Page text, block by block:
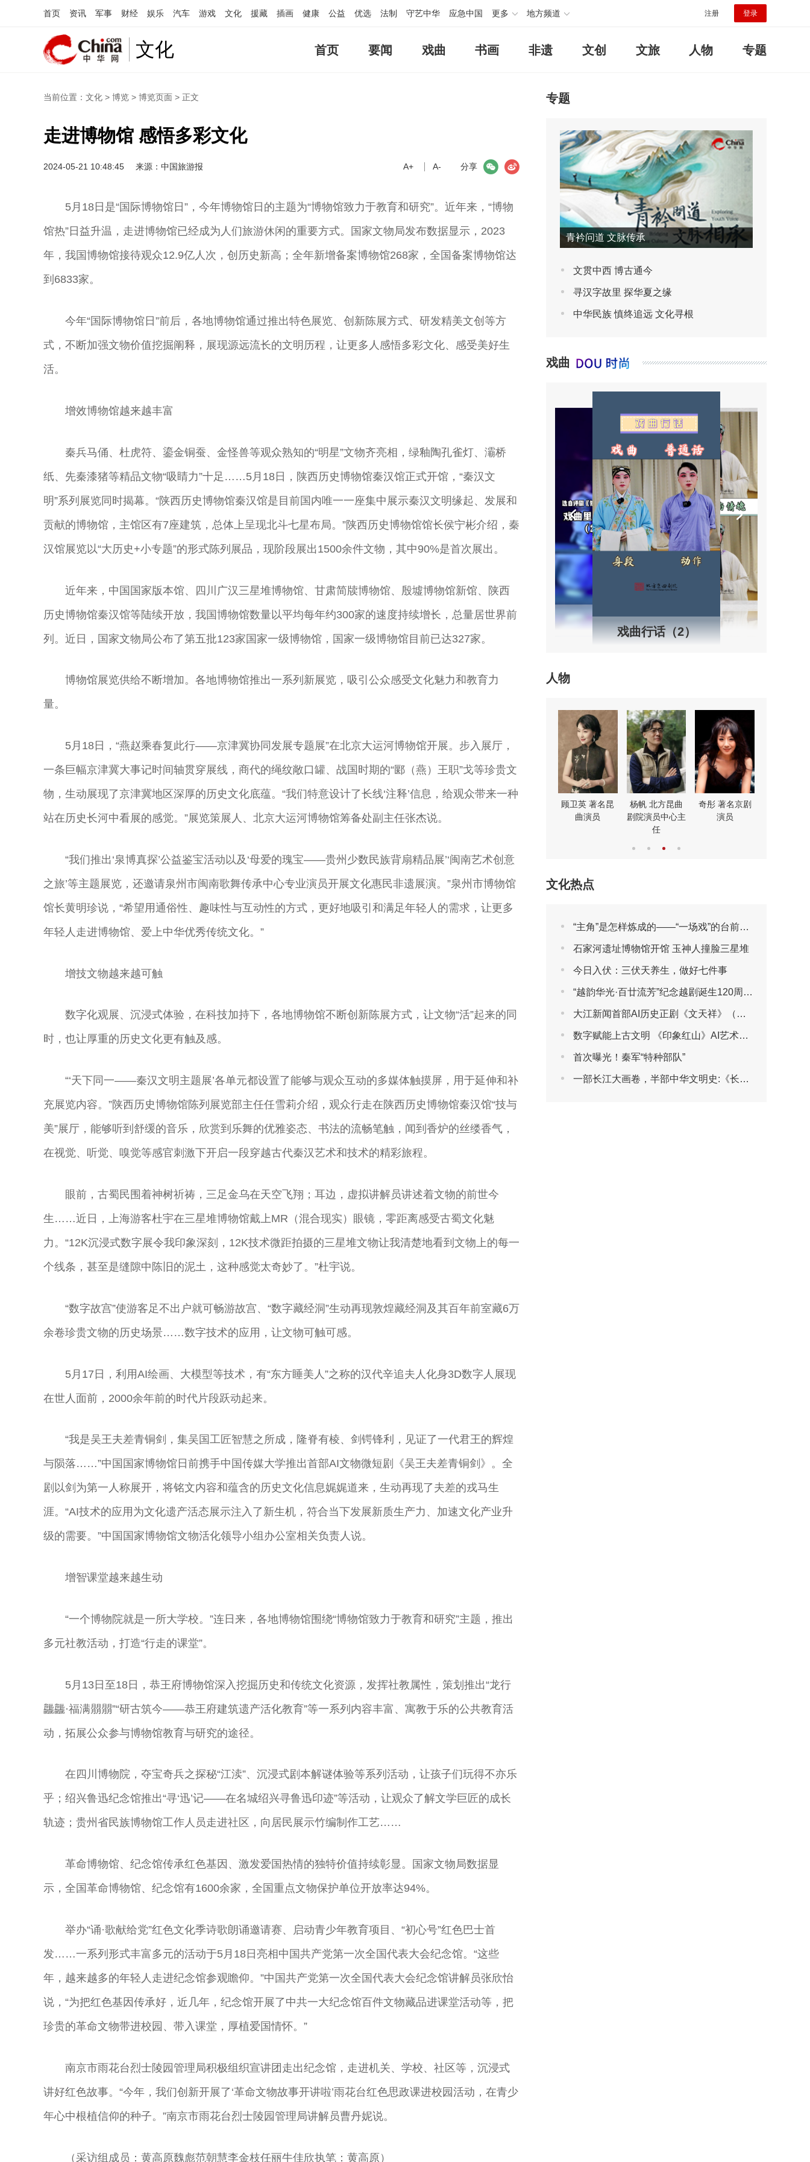
首页 资讯 军事 财经 娱乐 汽车 游戏 文化 援藏 插画 健康 公益 优选 法制 守艺中华 应急中国 更多 地方频道 注册 登录
文化 首页 要闻 戏曲 书画 非遗 文创 文旅 人物 专题
当前位置： 文化 > 博览 > 博览页面 > 正文
走进博物馆 感悟多彩文化
2024-05-21 10:48:45 来源：中国旅游报 分享
微信
A+ A-
5月18日是“国际博物馆日”，今年博物馆日的主题为“博物馆致力于教育和研究”。近年来，“博物
馆热”日益升温，走进博物馆已经成为人们旅游休闲的重要方式。国家文物局发布数据显示，2023
年，我国博物馆接待观众12.9亿人次，创历史新高；全年新增备案博物馆268家，全国备案博物馆达
到6833家。
今年“国际博物馆日”前后，各地博物馆通过推出特色展览、创新陈展方式、研发精美文创等方
式，不断加强文物价值挖掘阐释，展现源远流长的文明历程，让更多人感悟多彩文化、感受美好生
活。
增效博物馆越来越丰富
秦兵马俑、杜虎符、鎏金铜蚕、金怪兽等观众熟知的“明星”文物齐亮相，绿釉陶孔雀灯、灞桥
纸、先秦漆猪等精品文物“吸睛力”十足……5月18日，陕西历史博物馆秦汉馆正式开馆，“秦汉文
明”系列展览同时揭幕。“陕西历史博物馆秦汉馆是目前国内唯一一座集中展示秦汉文明缘起、发展和
贡献的博物馆，主馆区有7座建筑，总体上呈现北斗七星布局。”陕西历史博物馆馆长侯宁彬介绍，秦
汉馆展览以“大历史+小专题”的形式陈列展品，现阶段展出1500余件文物，其中90%是首次展出。
近年来，中国国家版本馆、四川广汉三星堆博物馆、甘肃简牍博物馆、殷墟博物馆新馆、陕西
历史博物馆秦汉馆等陆续开放，我国博物馆数量以平均每年约300家的速度持续增长，总量居世界前
列。近日，国家文物局公布了第五批123家国家一级博物馆，国家一级博物馆目前已达327家。
博物馆展览供给不断增加。各地博物馆推出一系列新展览，吸引公众感受文化魅力和教育力
量。
5月18日，“燕赵乘春复此行——京津冀协同发展专题展”在北京大运河博物馆开展。步入展厅，
一条巨幅京津冀大事记时间轴贯穿展线，商代的绳纹敞口罐、战国时期的“郾（燕）王职”戈等珍贵文
物，生动展现了京津冀地区深厚的历史文化底蕴。“我们特意设计了长线‘注释’信息，给观众带来一种
站在历史长河中看展的感觉。”展览策展人、北京大运河博物馆筹备处副主任张杰说。
“我们推出‘泉博真探’公益鉴宝活动以及‘母爱的瑰宝——贵州少数民族背扇精品展’‘闽南艺术创意
之旅’等主题展览，还邀请泉州市闽南歌舞传承中心专业演员开展文化惠民非遗展演。”泉州市博物馆
馆长黄明珍说，“希望用通俗性、趣味性与互动性的方式，更好地吸引和满足年轻人的需求，让更多
年轻人走进博物馆、爱上中华优秀传统文化。”
增技文物越来越可触
数字化观展、沉浸式体验，在科技加持下，各地博物馆不断创新陈展方式，让文物“活”起来的同
时，也让厚重的历史文化更有触及感。
“‘天下同一——秦汉文明主题展’各单元都设置了能够与观众互动的多媒体触摸屏，用于延伸和补
充展览内容。”陕西历史博物馆陈列展览部主任任雪莉介绍，观众行走在陕西历史博物馆秦汉馆“技与
美”展厅，能够听到舒缓的音乐，欣赏到乐舞的优雅姿态、书法的流畅笔触，闻到香炉的丝缕香气，
在视觉、听觉、嗅觉等感官刺激下开启一段穿越古代秦汉艺术和技术的精彩旅程。
眼前，古蜀民围着神树祈祷，三足金乌在天空飞翔；耳边，虚拟讲解员讲述着文物的前世今
生……近日，上海游客杜宇在三星堆博物馆戴上MR（混合现实）眼镜，零距离感受古蜀文化魅
力。“12K沉浸式数字展令我印象深刻，12K技术微距拍摄的三星堆文物让我清楚地看到文物上的每一
个线条，甚至是缝隙中陈旧的泥土，这种感觉太奇妙了。”杜宇说。
“数字故宫”使游客足不出户就可畅游故宫、“数字藏经洞”生动再现敦煌藏经洞及其百年前室藏6万
余卷珍贵文物的历史场景……数字技术的应用，让文物可触可感。
5月17日，利用AI绘画、大模型等技术，有“东方睡美人”之称的汉代辛追夫人化身3D数字人展现
在世人面前，2000余年前的时代片段跃动起来。
“我是吴王夫差青铜剑，集吴国工匠智慧之所成，隆脊有棱、剑锷锋利，见证了一代君王的辉煌
与陨落……”中国国家博物馆日前携手中国传媒大学推出首部AI文物微短剧《吴王夫差青铜剑》。全
剧以剑为第一人称展开，将铭文内容和蕴含的历史文化信息娓娓道来，生动再现了夫差的戎马生
涯。“AI技术的应用为文化遗产活态展示注入了新生机，符合当下发展新质生产力、加速文化产业升
级的需要。”中国国家博物馆文物活化领导小组办公室相关负责人说。
增智课堂越来越生动
“一个博物院就是一所大学校。”连日来，各地博物馆围绕“博物馆致力于教育和研究”主题，推出
多元社教活动，打造“行走的课堂”。
5月13日至18日，恭王府博物馆深入挖掘历史和传统文化资源，发挥社教属性，策划推出“龙行
龘龘·福满朤朤”“研古筑今——恭王府建筑遗产活化教育”等一系列内容丰富、寓教于乐的公共教育活
动，拓展公众参与博物馆教育与研究的途径。
在四川博物院，夺宝奇兵之探秘“江渎”、沉浸式剧本解谜体验等系列活动，让孩子们玩得不亦乐
乎；绍兴鲁迅纪念馆推出“寻‘迅’记——在名城绍兴寻鲁迅印迹”等活动，让观众了解文学巨匠的成长
轨迹；贵州省民族博物馆工作人员走进社区，向居民展示竹编制作工艺……
革命博物馆、纪念馆传承红色基因、激发爱国热情的独特价值持续彰显。国家文物局数据显
示，全国革命博物馆、纪念馆有1600余家，全国重点文物保护单位开放率达94%。
举办“诵·歌献给党”红色文化季诗歌朗诵邀请赛、启动青少年教育项目、“初心号”红色巴士首
发……一系列形式丰富多元的活动于5月18日亮相中国共产党第一次全国代表大会纪念馆。“这些
年，越来越多的年轻人走进纪念馆参观瞻仰。”中国共产党第一次全国代表大会纪念馆讲解员张欣怡
说，“为把红色基因传承好，近几年，纪念馆开展了中共一大纪念馆百件文物藏品进课堂活动等，把
珍贵的革命文物带进校园、带入课堂，厚植爱国情怀。”
南京市雨花台烈士陵园管理局积极组织宣讲团走出纪念馆，走进机关、学校、社区等，沉浸式
讲好红色故事。“今年，我们创新开展了‘革命文物故事开讲啦’雨花台红色思政课进校园活动，在青少
年心中根植信仰的种子。”南京市雨花台烈士陵园管理局讲解员曹丹妮说。
（采访组成员：黄高原魏彪范朝慧李金枝任丽牛佳欣执笔：黄高原）
专题
青衿问道 文脉传承
文贯中西 博古通今
寻汉字故里 探华夏之缘
中华民族 慎终追远 文化寻根
戏曲
戏曲行话（2）
人物
演员
演员
曲演员
剧表演艺术家
演艺术家
曲剧院院长
顾卫英 著名昆
曲演员
杨帆 北方昆曲
剧院演员中心主
任
奇彤 著名京剧
演员
文化热点
“主角”是怎样炼成的——“一场戏”的台前幕后
石家河遗址博物馆开馆 玉神人撞脸三星堆
今日入伏：三伏天养生，做好七件事
“越韵华光·百廿流芳”纪念越剧诞生120周年主题晚会圆满播出
大江新闻首部AI历史正剧《文天祥》（第一集）
数字赋能上古文明 《印象红山》AI艺术展将于2026年7月30日亮相第三届包头艺博会
首次曝光！秦军“特种部队”
一部长江大画卷，半部中华文明史:《长江文明大画卷》特刊全球首发